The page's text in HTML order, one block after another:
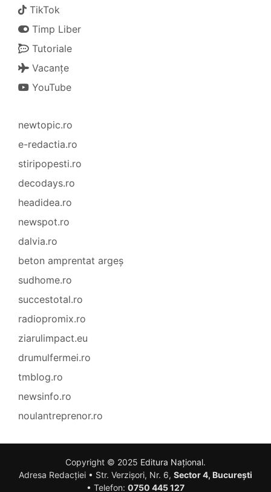
TikTok
Timp Liber
Tutoriale
Vacanțe
YouTube
newtopic.ro
e-redactia.ro
stiripopesti.ro
decodays.ro
headidea.ro
newspot.ro
dalvia.ro
beton amprentat argeș
sudhome.ro
succestotal.ro
radiopromix.ro
ziarulimpact.eu
drumulfermei.ro
tmblog.ro
newsinfo.ro
noulantreprenor.ro
Copyright © 2025 Editura Național.
Adresa Redacției • Str. Verzișori, Nr. 6, Sector 4, București
• Telefon: 0750 445 127